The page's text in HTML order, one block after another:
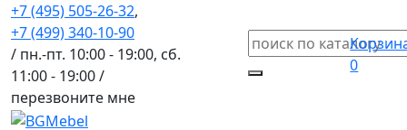
+7 (495) 505-26-32,
+7 (499) 340-10-90
/ пн.-пт. 10:00 - 19:00, сб.
11:00 - 19:00 /
перезвоните мне
0